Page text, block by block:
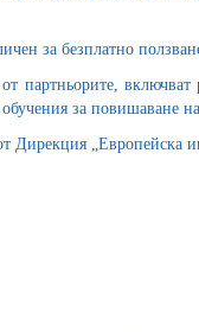
за безплатно
партньорите,
за повишаване
Дирекция „Европейска